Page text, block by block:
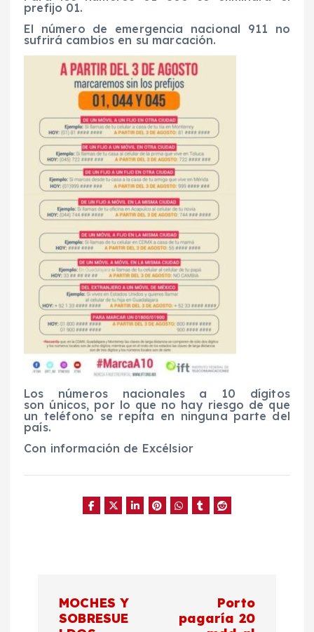
prefijo 01.
El número de emergencia nacional 911 no
sufrirá cambios en su marcación.
Los números nacionales a 10 dígitos
son únicos, por lo que no hay riesgo de que
un teléfono se repita en ninguna parte del
país.
Con información de Excélsior
MOCHES Y
SOBRESUE
Porto
pagaría 20